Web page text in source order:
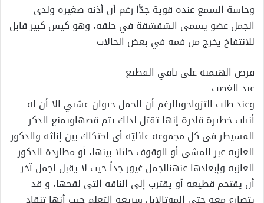
وحاسة السمع عنده قوية جدًّا رغم أن أذنه صغيره ولدى
الجمل عضو يسمى الشقشقة في حلقه، وهو كيس كبير قابل
للانتفاخ يخرج من فمه في بعض الحالات
فرض الهيمنه على باقي القطيع
عند الغضب
وعند طلب التزواجوبالرغم أن الجمل حيوان عشبي الا أن له
أنياب خطيرة قادرة إنها تقتل لذلك يتم قصهاويمنع الذكر
المسيطر في كل مجموعة عائليّة أي احتكاك بين إناثه والذكور
العازبة عبر المشي أو الوقوف حائلا بينها، أو مطاردة الذكور
العازبة وإبعادها عنهنالجمل غيور جداً حيث لا يقبل لجمل آخر
أن يقتحم قطيعه أو يقترب إلى الناقة التي لقحها، و قد